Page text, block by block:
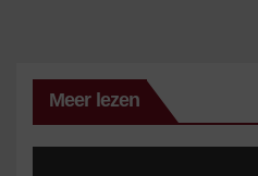
Meer lezen